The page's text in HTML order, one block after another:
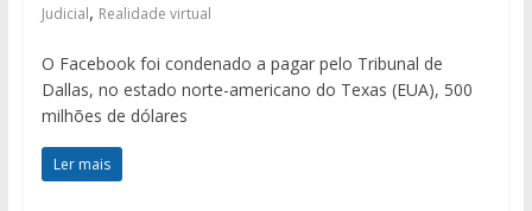
Judicial, Realidade virtual
O Facebook foi condenado a pagar pelo Tribunal de
Dallas, no estado norte-americano do Texas (EUA), 500
milhões de dólares
Ler mais